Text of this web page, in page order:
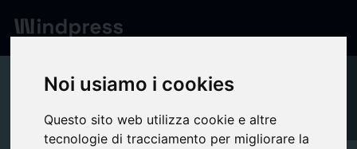
Noi usiamo i cookies
Questo sito web utilizza cookie e altre
tecnologie di tracciamento per migliorare la
Network/Professional